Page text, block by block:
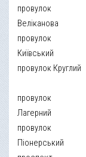
провулок
Веліканова
провулок
Київський
провулок Круглий
провулок
Лагерний
провулок
Піонерський